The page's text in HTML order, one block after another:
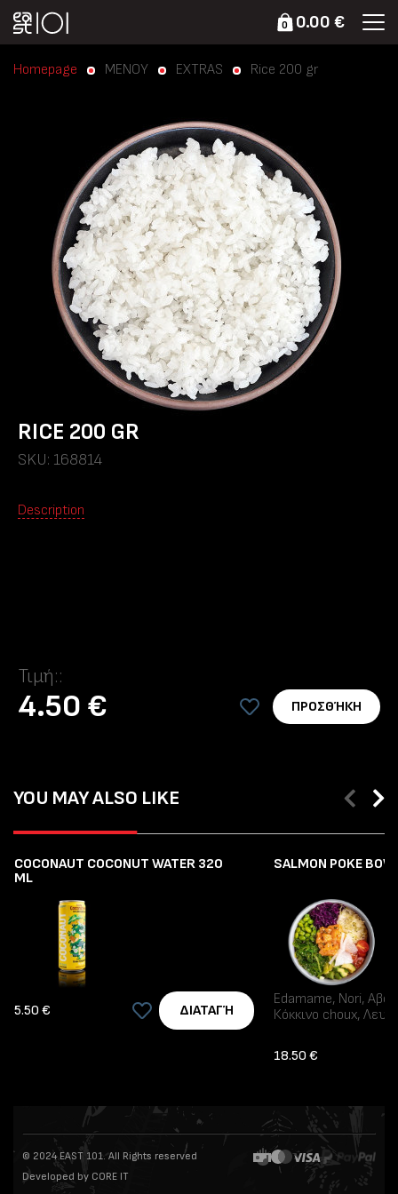
0 0.00 €
Homepage ΜΕΝΟΥ EXTRAS Rice 200 gr
RICE 200 GR
SKU: 168814
Description
Τιμή::
4.50 € ΠΡΟΣΘΉΚΗ
YOU MAY ALSO LIKE
COCONAUT COCONUT WATER 320
ML
5.50 € ΔΙΑΤΑΓΉ
SALMON POKE
Edamame, Nori,
Κόκκινο choux,
Σαλάτα Wakame,
18.50 €
© 2024 EAST 101. All Rights reserved
Developed by CORE IT